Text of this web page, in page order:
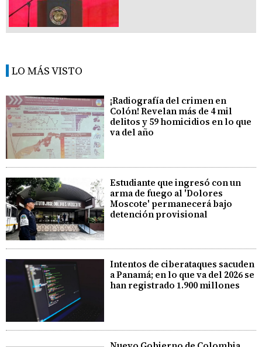
LO MÁS VISTO
¡Radiografía del crimen en
Colón! Revelan más de 4 mil
delitos y 59 homicidios en lo que
va del año
Estudiante que ingresó con un
arma de fuego al 'Dolores
Moscote' permanecerá bajo
detención provisional
Intentos de ciberataques sacuden
a Panamá; en lo que va del 2026 se
han registrado 1.900 millones